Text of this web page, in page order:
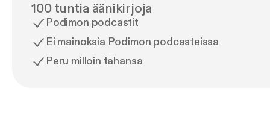
100 tuntia äänikirjoja
Podimon podcastit
Ei mainoksia Podimon podcasteissa
Peru milloin tahansa